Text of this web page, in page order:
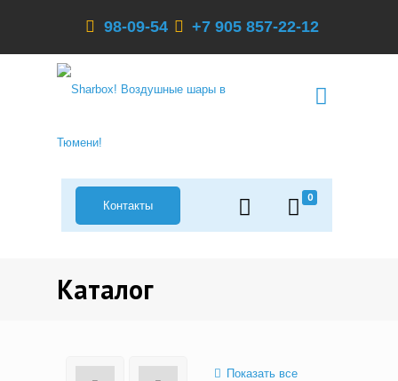
98-09-54 +7 905 857-22-12
0
Контакты
Каталог
Показать все